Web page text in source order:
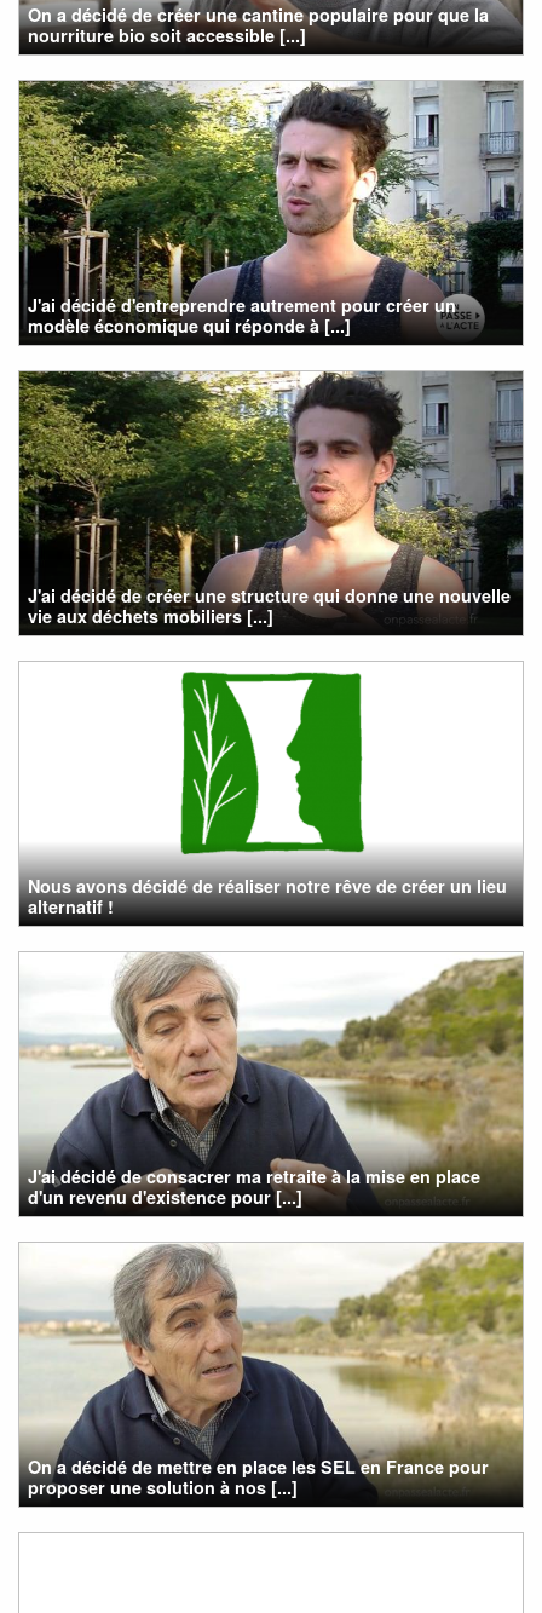
On a décidé de créer une cantine populaire pour que la
nourriture bio soit accessible [...]
J'ai décidé d'entreprendre autrement pour créer un
modèle économique qui réponde à [...]
J'ai décidé de créer une structure qui donne une nouvelle
vie aux déchets mobiliers [...]
Nous avons décidé de réaliser notre rêve de créer un lieu
alternatif !
J'ai décidé de consacrer ma retraite à la mise en place
d'un revenu d'existence pour [...]
On a décidé de mettre en place les SEL en France pour
proposer une solution à nos [...]